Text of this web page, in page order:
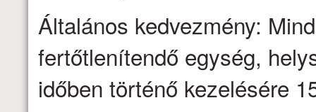
Általános kedvezmény:
fertőtlenítendő egység,
időben történő kezelésére